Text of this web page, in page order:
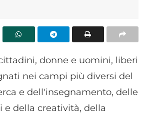
donne e uomini, liberi
nei campi più diversi del
e dell'insegnamento, delle
e della creatività, della